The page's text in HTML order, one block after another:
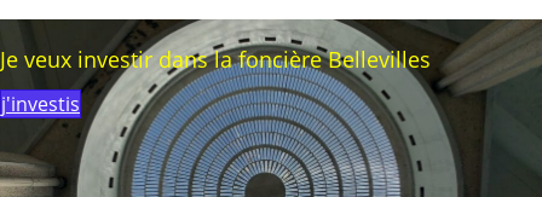
Je veux investir dans la foncière Bellevilles
j'investis